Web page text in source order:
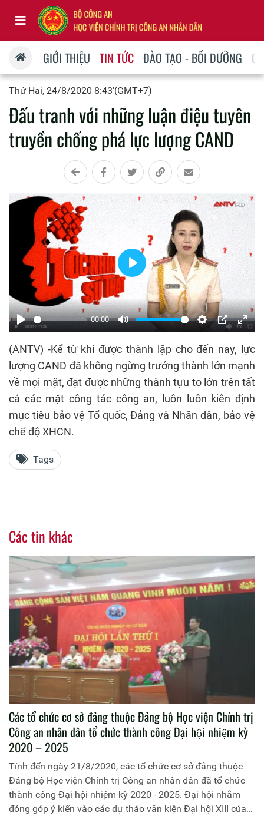
GIỚI THIỆU TIN TỨC ĐÀO TẠO - BỒI DƯỠNG
Thứ Hai, 24/8/2020 8:43'(GMT+7)
Đấu tranh với những luận điệu tuyên
truyền chống phá lực lượng CAND
Play
00:00
Mute Settings
PIP Enter
Play
(ANTV) -Kể từ khi được thành lập cho đến nay, lực
lượng CAND đã không ngừng trưởng thành lớn mạnh
về mọi mặt, đạt được những thành tựu to lớn trên tất
cả các mặt công tác công an, luôn luôn kiên định
mục tiêu bảo vệ Tổ quốc, Đảng và Nhân dân, bảo vệ
chế độ XHCN.
Tags
Các tin khác
Các tổ chức cơ sở đảng thuộc Đảng bộ Học viện Chính trị
Công an nhân dân tổ chức thành công Đại hội nhiệm kỳ
2020 – 2025
Tính đến ngày 21/8/2020, các tổ chức cơ sở đảng thuộc
Đảng bộ Học viện Chính trị Công an nhân dân đã tổ chức
thành công Đại hội nhiệm kỳ 2020 - 2025. Đại hội nhằm
đóng góp ý kiến vào các dự thảo văn kiện Đại hội XIII của
Đảng, văn kiện của Đảng bộ Học viện Chính trị Công an